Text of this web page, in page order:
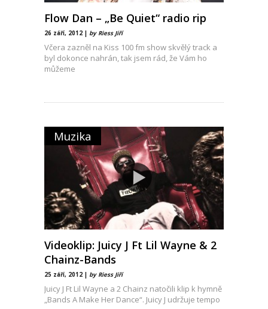
Flow Dan – „Be Quiet“ radio rip
26 září, 2012 | by Riess Jiří
Včera zazněl na Kiss 100 fm show skvělý track a
byl dokonce nahrán, tak jsem rád, že Vám ho
můžeme
Muzika
Videoklip: Juicy J Ft Lil Wayne & 2
Chainz-Bands
25 září, 2012 | by Riess Jiří
Juicy J Ft Lil Wayne a 2 Chainz natočili klip k hymně
„Bands A Make Her Dance“. Juicy J udržuje tempo